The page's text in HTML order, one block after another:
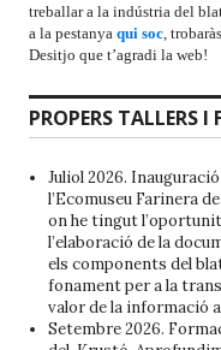
treballar a la indústria del
a la pestanya qui soc ,
Desitjo que t’agradi la web!
PROPERS TALLERS
Juliol 2026.
l’Ecomuseu Farinera
on he tingut
l’elaboració de la
els components del
fonament per a la
valor de la informació
Setembre 2026.